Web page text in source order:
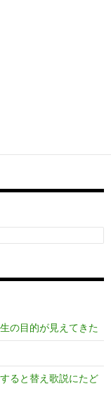
の目的が見えてきた
ると替え歌説にたど